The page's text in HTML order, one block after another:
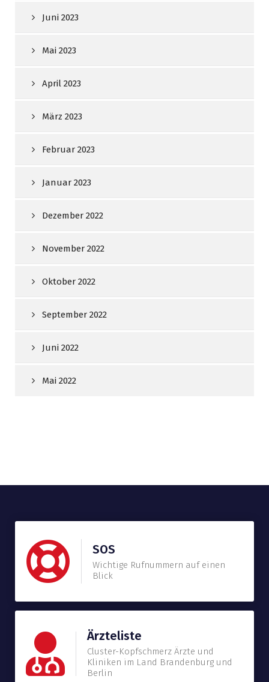
Juni 2023
Mai 2023
April 2023
März 2023
Februar 2023
Januar 2023
Dezember 2022
November 2022
Oktober 2022
September 2022
Juni 2022
Mai 2022
SOS
Wichtige Rufnummern auf einen
Blick
Ärzteliste
Cluster-Kopfschmerz Ärzte und
Kliniken im Land Brandenburg und
Berlin